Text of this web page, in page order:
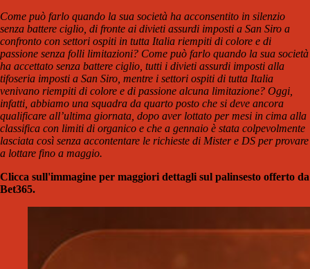
Come può farlo quando la sua società ha acconsentito in silenzio
senza battere ciglio, di fronte ai divieti assurdi imposti a San Siro a
confronto con settori ospiti in tutta Italia riempiti di colore e di
passione senza folli limitazioni? Come può farlo quando la sua società
ha accettato senza battere ciglio, tutti i divieti assurdi imposti alla
tifoseria imposti a San Siro, mentre i settori ospiti di tutta Italia
venivano riempiti di colore e di passione alcuna limitazione? Oggi,
infatti, abbiamo una squadra da quarto posto che si deve ancora
qualificare all’ultima giornata, dopo aver lottato per mesi in cima alla
classifica con limiti di organico e che a gennaio è stata colpevolmente
lasciata così senza accontentare le richieste di Mister e DS per provare
a lottare fino a maggio.
Clicca sull'immagine per maggiori dettagli sul palinsesto offerto da
Bet365.